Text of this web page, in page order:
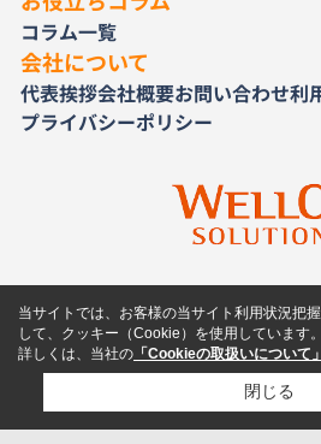
コラム一覧
会社について
代表挨拶会社概要お問い合わせ利
プライバシーポリシー
当サイトでは、お客様の当サイト利用状況把
して、クッキー（Cookie）を使用しています。
詳しくは、当社の 「Cookieの取扱いについて」
閉じる